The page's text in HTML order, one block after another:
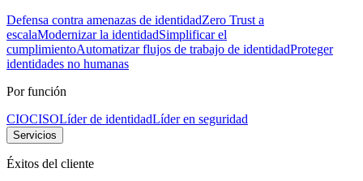
Defensa contra amenazas de identidadZero Trust a
escalaModernizar la identidadSimplificar el
cumplimientoAutomatizar flujos de trabajo de identidadProteger
identidades no humanas
Por función
CIOCISOLíder de identidadLíder en seguridad
Servicios
Éxitos del cliente